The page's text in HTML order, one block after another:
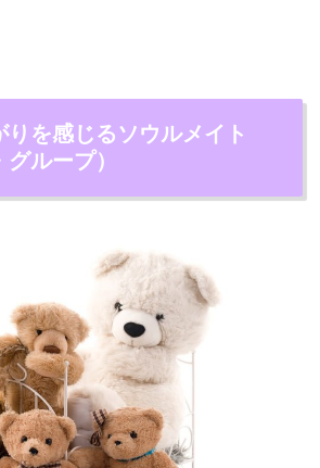
りを感じるソウルメイト
グループ）